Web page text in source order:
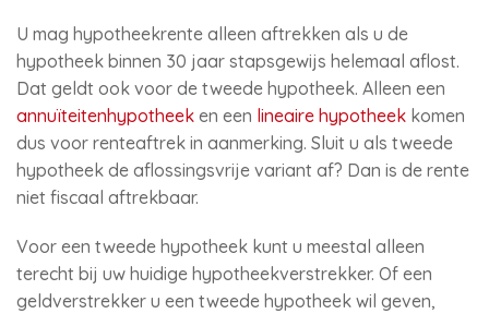
U mag hypotheekrente alleen aftrekken als u de
hypotheek binnen 30 jaar stapsgewijs helemaal aflost.
Dat geldt ook voor de tweede hypotheek. Alleen een
annuïteitenhypotheek en een lineaire hypotheek komen
dus voor renteaftrek in aanmerking. Sluit u als tweede
hypotheek de aflossingsvrije variant af? Dan is de rente
niet fiscaal aftrekbaar.
Voor een tweede hypotheek kunt u meestal alleen
terecht bij uw huidige hypotheekverstrekker. Of een
geldverstrekker u een tweede hypotheek wil geven,